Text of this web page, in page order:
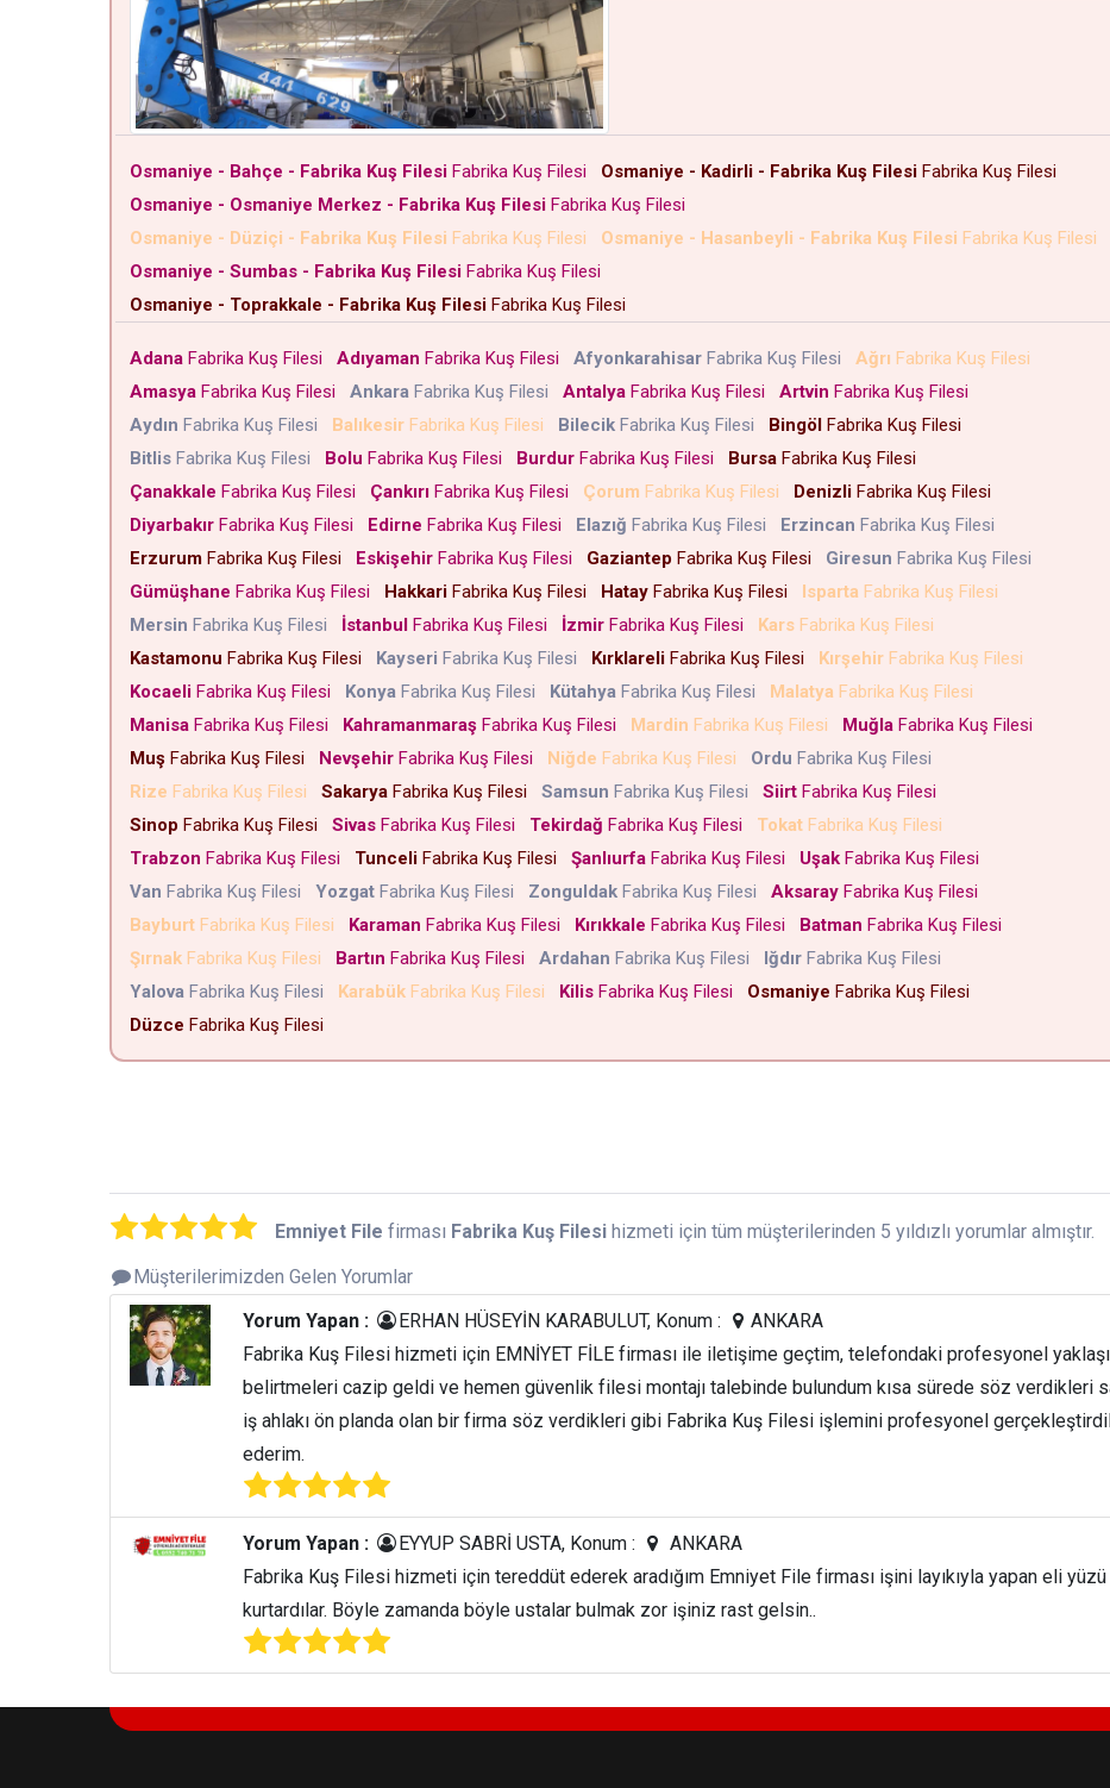
Osmaniye - Bahçe - Fabrika Kuş FilesiFabrika Kuş Filesi Osmaniye - Kadirli - Fabrika Kuş FilesiFabrika Kuş Filesi
Osmaniye - Osmaniye Merkez - Fabrika Kuş FilesiFabrika Kuş Filesi
Osmaniye - Düziçi - Fabrika Kuş Filesi Fabrika Kuş Filesi Osmaniye - Hasanbeyli - Fabrika Kuş Filesi Fabrika Kuş Filesi
Osmaniye - Sumbas - Fabrika Kuş FilesiFabrika Kuş Filesi
Osmaniye - Toprakkale - Fabrika Kuş FilesiFabrika Kuş Filesi
AdanaFabrika Kuş Filesi Adıyaman Fabrika Kuş Filesi AfyonkarahisarFabrika Kuş Filesi Ağrı Fabrika Kuş Filesi
AmasyaFabrika Kuş Filesi AnkaraFabrika Kuş Filesi AntalyaFabrika Kuş Filesi Artvin Fabrika Kuş Filesi
Aydın Fabrika Kuş Filesi BalıkesirFabrika Kuş Filesi BilecikFabrika Kuş Filesi BingölFabrika Kuş Filesi
BitlisFabrika Kuş Filesi Bolu Fabrika Kuş Filesi BurdurFabrika Kuş Filesi BursaFabrika Kuş Filesi
Çanakkale Fabrika Kuş Filesi ÇankırıFabrika Kuş Filesi Çorum Fabrika Kuş Filesi DenizliFabrika Kuş Filesi
DiyarbakırFabrika Kuş Filesi Edirne Fabrika Kuş Filesi Elazığ Fabrika Kuş Filesi Erzincan Fabrika Kuş Filesi
ErzurumFabrika Kuş Filesi EskişehirFabrika Kuş Filesi Gaziantep Fabrika Kuş Filesi Giresun Fabrika Kuş Filesi
Gümüşhane Fabrika Kuş Filesi HakkariFabrika Kuş Filesi HatayFabrika Kuş Filesi Isparta Fabrika Kuş Filesi
Mersin Fabrika Kuş Filesi İstanbulFabrika Kuş Filesi İzmirFabrika Kuş Filesi KarsFabrika Kuş Filesi
Kastamonu Fabrika Kuş Filesi Kayseri Fabrika Kuş Filesi KırklareliFabrika Kuş Filesi KırşehirFabrika Kuş Filesi
KocaeliFabrika Kuş Filesi KonyaFabrika Kuş Filesi KütahyaFabrika Kuş Filesi Malatya Fabrika Kuş Filesi
ManisaFabrika Kuş Filesi KahramanmaraşFabrika Kuş Filesi Mardin Fabrika Kuş Filesi MuğlaFabrika Kuş Filesi
MuşFabrika Kuş Filesi NevşehirFabrika Kuş Filesi Niğde Fabrika Kuş Filesi Ordu Fabrika Kuş Filesi
Rize Fabrika Kuş Filesi SakaryaFabrika Kuş Filesi Samsun Fabrika Kuş Filesi SiirtFabrika Kuş Filesi
Sinop Fabrika Kuş Filesi SivasFabrika Kuş Filesi Tekirdağ Fabrika Kuş Filesi TokatFabrika Kuş Filesi
Trabzon Fabrika Kuş Filesi TunceliFabrika Kuş Filesi ŞanlıurfaFabrika Kuş Filesi UşakFabrika Kuş Filesi
Van Fabrika Kuş Filesi YozgatFabrika Kuş Filesi ZonguldakFabrika Kuş Filesi AksarayFabrika Kuş Filesi
BayburtFabrika Kuş Filesi Karaman Fabrika Kuş Filesi Kırıkkale Fabrika Kuş Filesi Batman Fabrika Kuş Filesi
ŞırnakFabrika Kuş Filesi Bartın Fabrika Kuş Filesi Ardahan Fabrika Kuş Filesi IğdırFabrika Kuş Filesi
YalovaFabrika Kuş Filesi KarabükFabrika Kuş Filesi KilisFabrika Kuş Filesi Osmaniye Fabrika Kuş Filesi
Düzce Fabrika Kuş Filesi
Emniyet File firması Fabrika Kuş Filesihizmeti için tüm müşterilerinden 5 yıldızlı yorumlar almıştır.
Müşterilerimizden Gelen Yorumlar
Yorum Yapan :
ERHAN HÜSEYİN KARABULUT, Konum :
ANKARA
Fabrika Kuş Filesi hizmeti için EMNİYET FİLE firması ile iletişime geçtim, telefondaki profesyonel
belirtmeleri cazip geldi ve hemen güvenlik filesi montajı talebinde bulundum kısa sürede söz verdikleri
iş ahlakı ön planda olan bir firma söz verdikleri gibi Fabrika Kuş Filesi işlemini profesyonel
ederim.
Yorum Yapan : EYYUP SABRİ USTA, Konum :
ANKARA
Fabrika Kuş Filesi hizmeti için tereddüt ederek aradığım Emniyet File firması işini layıkıyla yapan eli
kurtardılar. Böyle zamanda böyle ustalar bulmak zor işiniz rast gelsin..